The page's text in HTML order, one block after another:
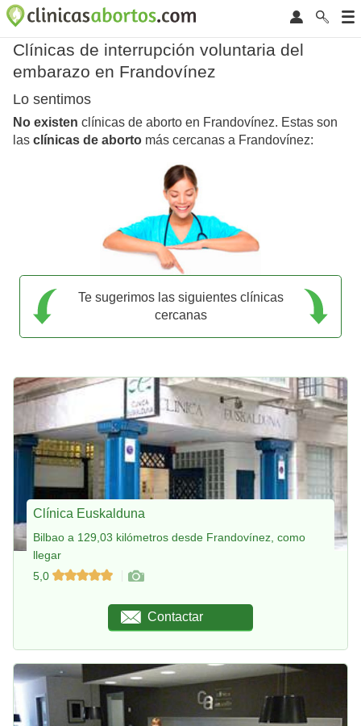
Clínicas de interrupción voluntaria del
embarazo en Frandovínez
Lo sentimos
No existen clínicas de aborto en Frandovínez. Estas son
las clínicas de aborto más cercanas a Frandovínez:
Te sugerimos las siguientes clínicas
cercanas
Clínica Euskalduna
Bilbao a 129,03 kilómetros desde Frandovínez, como
llegar
5,0
Contactar